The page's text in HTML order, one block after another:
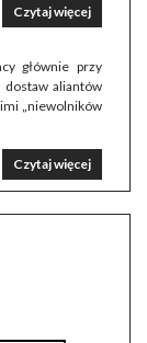
Czytaj więcej
głównie przy
dostaw aliantów
„niewolników
Czytaj więcej